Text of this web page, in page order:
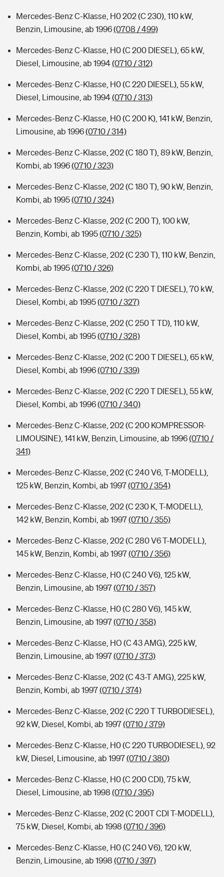
Mercedes-Benz C-Klasse, H0 202 (C 230), 110 kW,
Benzin, Limousine, ab 1996(0708 / 499)
Mercedes-Benz C-Klasse, H0 (C 200 DIESEL), 65 kW,
Diesel, Limousine, ab 1994(0710 / 312)
Mercedes-Benz C-Klasse, H0 (C 220 DIESEL), 55 kW,
Diesel, Limousine, ab 1994(0710 / 313)
Mercedes-Benz C-Klasse, H0 (C 200 K), 141 kW, Benzin,
Limousine, ab 1996(0710 / 314)
Mercedes-Benz C-Klasse, 202 (C 180 T), 89 kW, Benzin,
Kombi, ab 1996(0710 / 323)
Mercedes-Benz C-Klasse, 202 (C 180 T), 90 kW, Benzin,
Kombi, ab 1995(0710 / 324)
Mercedes-Benz C-Klasse, 202 (C 200 T), 100 kW,
Benzin, Kombi, ab 1995(0710 / 325)
Mercedes-Benz C-Klasse, 202 (C 230 T), 110 kW, Benzin,
Kombi, ab 1995(0710 / 326)
Mercedes-Benz C-Klasse, 202 (C 220 T DIESEL), 70 kW,
Diesel, Kombi, ab 1995(0710 / 327)
Mercedes-Benz C-Klasse, 202 (C 250 T TD), 110 kW,
Diesel, Kombi, ab 1995(0710 / 328)
Mercedes-Benz C-Klasse, 202 (C 200 T DIESEL), 65 kW,
Diesel, Kombi, ab 1996(0710 / 339)
Mercedes-Benz C-Klasse, 202 (C 220 T DIESEL), 55 kW,
Diesel, Kombi, ab 1996(0710 / 340)
Mercedes-Benz C-Klasse, 202 (C 200 KOMPRESSOR-
LIMOUSINE), 141 kW, Benzin, Limousine, ab 1996(0710 /
341)
Mercedes-Benz C-Klasse, 202 (C 240 V6, T-MODELL),
125 kW, Benzin, Kombi, ab 1997(0710 / 354)
Mercedes-Benz C-Klasse, 202 (C 230 K, T-MODELL),
142 kW, Benzin, Kombi, ab 1997(0710 / 355)
Mercedes-Benz C-Klasse, 202 (C 280 V6 T-MODELL),
145 kW, Benzin, Kombi, ab 1997(0710 / 356)
Mercedes-Benz C-Klasse, H0 (C 240 V6), 125 kW,
Benzin, Limousine, ab 1997(0710 / 357)
Mercedes-Benz C-Klasse, H0 (C 280 V6), 145 kW,
Benzin, Limousine, ab 1997(0710 / 358)
Mercedes-Benz C-Klasse, HO (C 43 AMG), 225 kW,
Benzin, Limousine, ab 1997(0710 / 373)
Mercedes-Benz C-Klasse, 202 (C 43-T AMG), 225 kW,
Benzin, Kombi, ab 1997(0710 / 374)
Mercedes-Benz C-Klasse, 202 (C 220 T TURBODIESEL),
92 kW, Diesel, Kombi, ab 1997(0710 / 379)
Mercedes-Benz C-Klasse, H0 (C 220 TURBODIESEL), 92
kW, Diesel, Limousine, ab 1997(0710 / 380)
Mercedes-Benz C-Klasse, H0 (C 200 CDI), 75 kW,
Diesel, Limousine, ab 1998 (0710 / 395)
Mercedes-Benz C-Klasse, 202 (C 200T CDI T-MODELL),
75 kW, Diesel, Kombi, ab 1998 (0710 / 396)
Mercedes-Benz C-Klasse, H0 (C 240 V6), 120 kW,
Benzin, Limousine, ab 1998 (0710 / 397)